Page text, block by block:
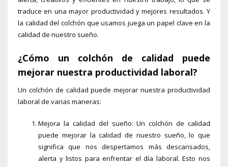
traduce en una mayor productividad y mejores resultados. Y
la calidad del colchón que usamos juega un papel clave en la
calidad de nuestro sueño.
¿Cómo un colchón de calidad puede
mejorar nuestra productividad laboral?
Un colchón de calidad puede mejorar nuestra productividad
laboral de varias maneras:
Mejora la calidad del sueño: Un colchón de calidad
puede mejorar la calidad de nuestro sueño, lo que
significa que nos despertamos más descansados,
alerta y listos para enfrentar el día laboral. Esto nos